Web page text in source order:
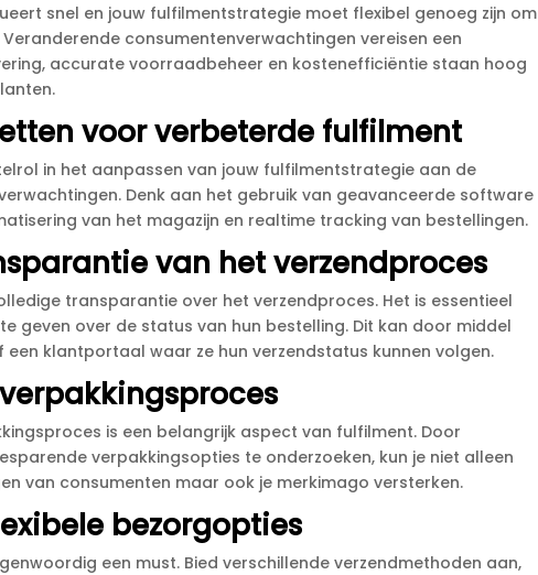
snel en jouw fulfilmentstrategie moet flexibel genoeg zijn om
consumentenverwachtingen vereisen een
accurate voorraadbeheer en kostenefficiëntie staan hoog
voor verbeterde fulfilment
in het aanpassen van jouw fulfilmentstrategie aan de
Denk aan het gebruik van geavanceerde software
van het magazijn en realtime tracking van bestellingen.​
van het verzendproces
transparantie over het verzendproces.​ Het is essentieel
geven over de status van hun bestelling.​ Dit kan door middel
klantportaal waar ze hun verzendstatus kunnen volgen.​
is een belangrijk aspect van fulfilment.​ Door
verpakkingsopties te onderzoeken, kun je niet alleen
van consumenten maar ook je merkimago versterken.​
bezorgopties
een must.​ Bied verschillende verzendmethoden aan,